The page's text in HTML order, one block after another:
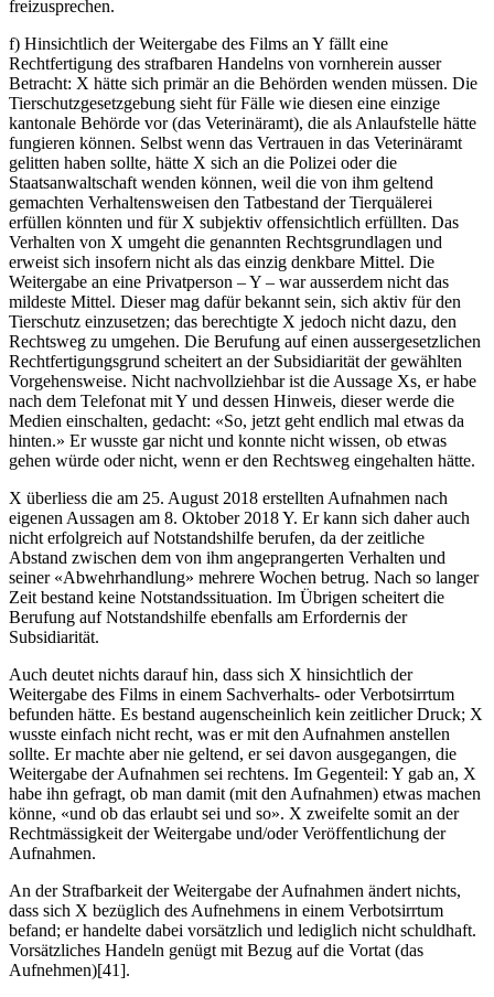
freizusprechen.
f) Hinsichtlich der Weitergabe des Films an Y fällt eine
Rechtfertigung des strafbaren Handelns von vornherein ausser
Betracht: X hätte sich primär an die Behörden wenden müssen. Die
Tierschutzgesetzgebung sieht für Fälle wie diesen eine einzige
kantonale Behörde vor (das Veterinäramt), die als Anlaufstelle hätte
fungieren können. Selbst wenn das Vertrauen in das Veterinäramt
gelitten haben sollte, hätte X sich an die Polizei oder die
Staatsanwaltschaft wenden können, weil die von ihm geltend
gemachten Verhaltensweisen den Tatbestand der Tierquälerei
erfüllen könnten und für X subjektiv offensichtlich erfüllten. Das
Verhalten von X umgeht die genannten Rechtsgrundlagen und
erweist sich insofern nicht als das einzig denkbare Mittel. Die
Weitergabe an eine Privatperson – Y – war ausserdem nicht das
mildeste Mittel. Dieser mag dafür bekannt sein, sich aktiv für den
Tierschutz einzusetzen; das berechtigte X jedoch nicht dazu, den
Rechtsweg zu umgehen. Die Berufung auf einen aussergesetzlichen
Rechtfertigungsgrund scheitert an der Subsidiarität der gewählten
Vorgehensweise. Nicht nachvollziehbar ist die Aussage Xs, er habe
nach dem Telefonat mit Y und dessen Hinweis, dieser werde die
Medien einschalten, gedacht: «So, jetzt geht endlich mal etwas da
hinten.» Er wusste gar nicht und konnte nicht wissen, ob etwas
gehen würde oder nicht, wenn er den Rechtsweg eingehalten hätte.
X überliess die am 25. August 2018 erstellten Aufnahmen nach
eigenen Aussagen am 8. Oktober 2018 Y. Er kann sich daher auch
nicht erfolgreich auf Notstandshilfe berufen, da der zeitliche
Abstand zwischen dem von ihm angeprangerten Verhalten und
seiner «Abwehrhandlung» mehrere Wochen betrug. Nach so langer
Zeit bestand keine Notstandssituation. Im Übrigen scheitert die
Berufung auf Notstandshilfe ebenfalls am Erfordernis der
Subsidiarität.
Auch deutet nichts darauf hin, dass sich X hinsichtlich der
Weitergabe des Films in einem Sachverhalts- oder Verbotsirrtum
befunden hätte. Es bestand augenscheinlich kein zeitlicher Druck; X
wusste einfach nicht recht, was er mit den Aufnahmen anstellen
sollte. Er machte aber nie geltend, er sei davon ausgegangen, die
Weitergabe der Aufnahmen sei rechtens. Im Gegenteil: Y gab an, X
habe ihn gefragt, ob man damit (mit den Aufnahmen) etwas machen
könne, «und ob das erlaubt sei und so». X zweifelte somit an der
Rechtmässigkeit der Weitergabe und/oder Veröffentlichung der
Aufnahmen.
An der Strafbarkeit der Weitergabe der Aufnahmen ändert nichts,
dass sich X bezüglich des Aufnehmens in einem Verbotsirrtum
befand; er handelte dabei vorsätzlich und lediglich nicht schuldhaft.
Vorsätzliches Handeln genügt mit Bezug auf die Vortat (das
Aufnehmen)[41].